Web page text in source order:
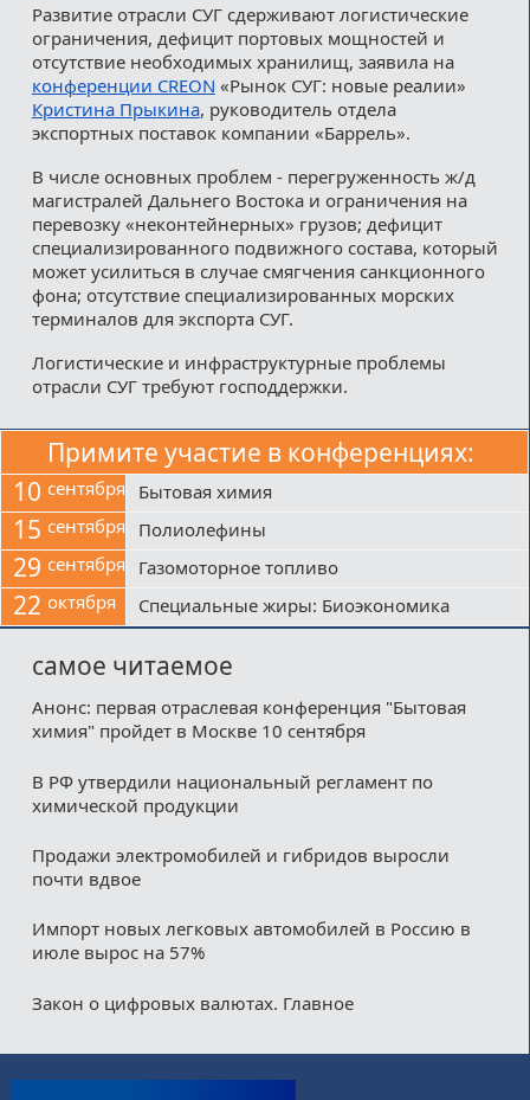
Развитие отрасли СУГ сдерживают логистические
ограничения, дефицит портовых мощностей и
отсутствие необходимых хранилищ, заявила на
конференции CREON «Рынок СУГ: новые реалии»
Кристина Прыкина, руководитель отдела
экспортных поставок компании «Баррель».
В числе основных проблем - перегруженность ж/д
магистралей Дальнего Востока и ограничения на
перевозку «неконтейнерных» грузов; дефицит
специализированного подвижного состава, который
может усилиться в случае смягчения санкционного
фона; отсутствие специализированных морских
терминалов для экспорта СУГ.
Логистические и инфраструктурные проблемы
отрасли СУГ требуют господдержки.
Примите участие в конференциях:
10 сентября Бытовая химия
15 сентября Полиолефины
29 сентября Газомоторное топливо
22 октября Специальные жиры: Биоэкономика
самое читаемое
Анонс: первая отраслевая конференция "Бытовая
химия" пройдет в Москве 10 сентября
В РФ утвердили национальный регламент по
химической продукции
Продажи электромобилей и гибридов выросли
почти вдвое
Импорт новых легковых автомобилей в Россию в
июле вырос на 57%
Закон о цифровых валютах. Главное